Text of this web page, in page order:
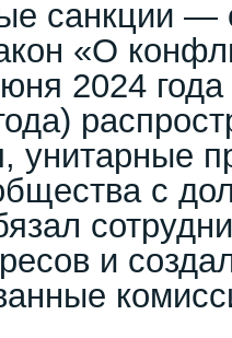
санкции —
«О
2024 года
унитарные
с
и